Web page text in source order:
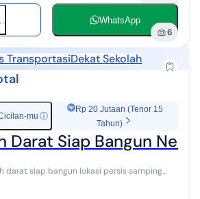
WhatsApp
6
TransportasiDekat Sekolah
mu ⓘ
Rp 20 Jutaan (Tenor 15
Tahun)
Darat Siap Bangun
darat siap bangun lokasi persis samping